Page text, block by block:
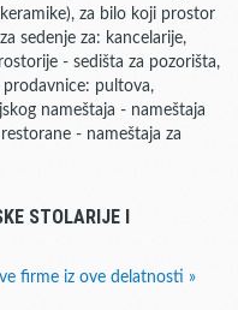
za bilo koji prostor
sedenje za: kancelarije,
- sedišta za pozorišta,
prodavnice: pultova,
nameštaja - nameštaja
- nameštaja za
STOLARIJE I
firme iz ove delatnosti »